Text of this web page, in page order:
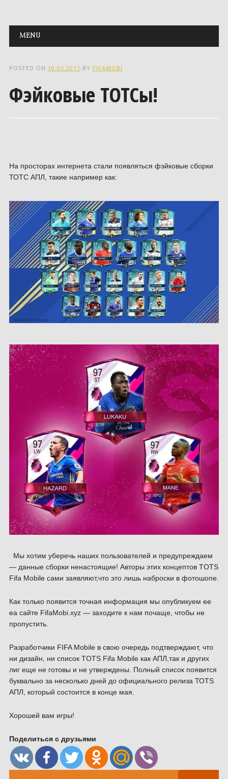
Main menu
Skip to content
MENU
POSTED ON 10.05.2017 BY FIFAMOBI
Фэйковые ТОТСы!
На просторах интернета стали появляться фэйковые сборки
ТОТС АПЛ, такие например как:
Мы хотим уберечь наших пользователей и предупреждаем
— данные сборки ненастоящие! Авторы этих концептов TOTS
Fifa Mobile сами заявляют,что это лишь наброски в фотошопе.
Как только появится точная информация мы опубликуем ее
еа сайте FifaMobi.xyz — заходите к нам почаще, чтобы не
пропустить.
Разработчики FIFA Mobile в свою очередь подтверждают, что
ни дизайн, ни список TOTS Fifa Mobile как АПЛ,так и других
лиг еще не готовы и не утверждены. Полный список появится
буквально за несколько дней до официального релиза ТОТS
АПЛ, который состоится в конце мая.
Хорошей вам игры!
Поделиться с друзьями